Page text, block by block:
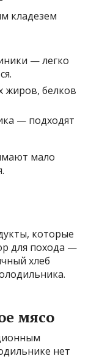
кладезем
— легко
жиров, белков
— подходят
мало
которые
для похода —
хлеб
мясо
нет